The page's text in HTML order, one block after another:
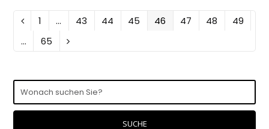
Vorheriger
Seite
1 … Seite
43 Seite
44 Seite
45 Seite
46 Seite
47 Seite
48 Seite
49
…
Seite
65 Vorwärts
Wonach
suchen
Sie?
SUCHE